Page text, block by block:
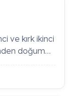
Azlığı) Nedir
Nedir,
ve kırk ikinci
doğum
b…